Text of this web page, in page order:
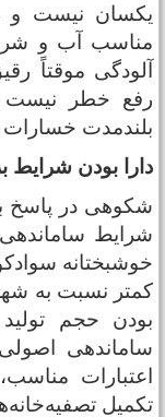
نیست و در
آب و
موقتاً
خطر نیست و
خسارات
بودن شرایط
در پاسخ به
ساماندهی
نسبت به
حجم تولید
اصولی
مناسب،